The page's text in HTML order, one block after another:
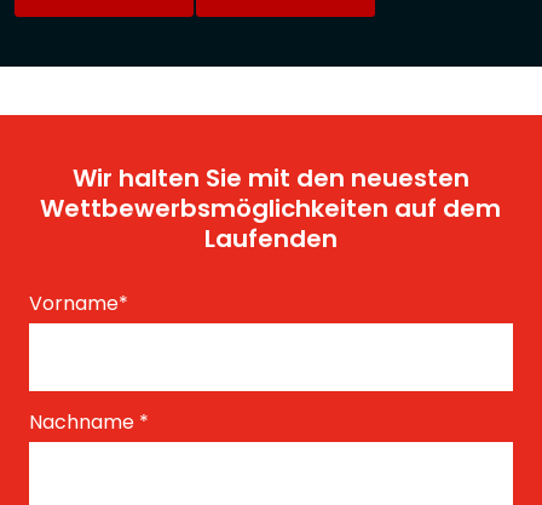
Wir halten Sie mit den neuesten
Wettbewerbsmöglichkeiten auf dem
Laufenden
Vorname*
Nachname *